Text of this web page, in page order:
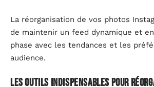
La réorganisation de vos photos
de maintenir un feed dynamique et
phase avec les tendances et les
audience.
Les outils indispensables pour